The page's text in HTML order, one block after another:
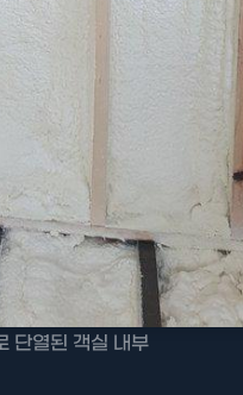
단열된 객실 내부